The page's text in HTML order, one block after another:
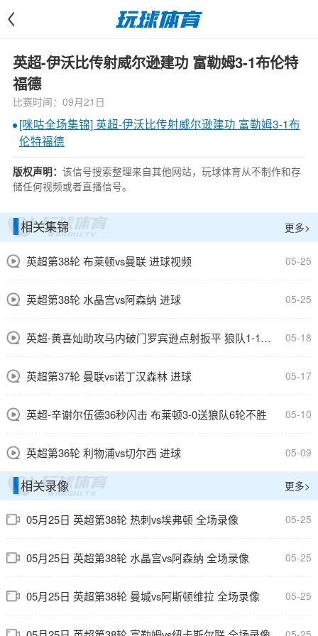
<
英超-伊沃比传射威尔逊建功 富勒姆3-1布伦特
福德
比赛时间：09月21日
[咪咕全场集锦] 英超-伊沃比传射威尔逊建功 富勒姆3-1布
伦特福德
版权声明： 该信号搜索整理来自其他网站，玩球体育从不制作和存
储任何视频或者直播信号。
相关集锦 更多>
英超第38轮 布莱顿vs曼联 进球视频 05-25
英超第38轮 水晶宫vs阿森纳 进球 05-25
英超-黄喜灿助攻马内破门罗宾逊点射扳平 狼队1-1富勒姆 05-18
英超第37轮 曼联vs诺丁汉森林 进球 05-17
英超-辛谢尔伍德36秒闪击 布莱顿3-0送狼队6轮不胜 05-10
英超第36轮 利物浦vs切尔西 进球 05-09
相关录像 更多>
05月25日 英超第38轮 热刺vs埃弗顿 全场录像 05-25
05月25日 英超第38轮 水晶宫vs阿森纳 全场录像 05-25
05月25日 英超第38轮 曼城vs阿斯顿维拉 全场录像 05-25